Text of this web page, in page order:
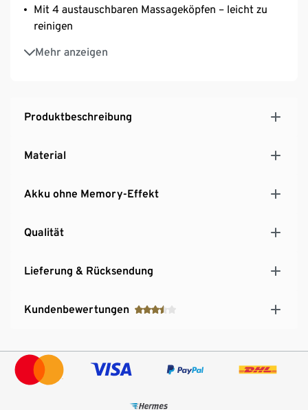
Mit 4 austauschbaren Massageköpfen – leicht zu
reinigen
Mehr anzeigen
Für die Kopfmassage geeignet
Einfache Bedienung und Handhabung
Produktbeschreibung
Material
Akku ohne Memory-Effekt
Qualität
Lieferung & Rücksendung
Kundenbewertungen